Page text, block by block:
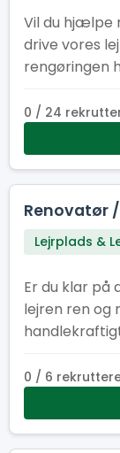
Vil du hjælpe
drive vores
rengøringen
0 / 24
Renovatør
Lejrplads &
Er du klar på
lejren ren og
Spejertorvet
bange for at tage fat
0 / 6